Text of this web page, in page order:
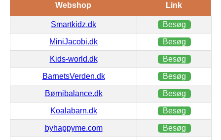
Webshop Link
Smartkidz.dk Besøg
MiniJacobi.dk Besøg
Kids-world.dk Besøg
BarnetsVerden.dk Besøg
Børnibalance.dk Besøg
Koalabarn.dk Besøg
byhappyme.com Besøg